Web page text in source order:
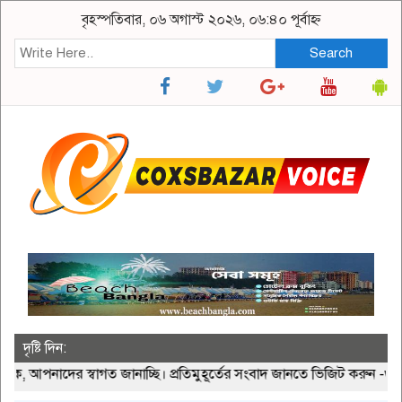
বৃহস্পতিবার, ০৬ অগাস্ট ২০২৬, ০৬:৪০ পূর্বাহ্ন
Search
দৃষ্টি দিন:
স্বাগত জানাচ্ছি। প্রতিমুহূর্তের সংবাদ জানতে ভিজিট করুন -